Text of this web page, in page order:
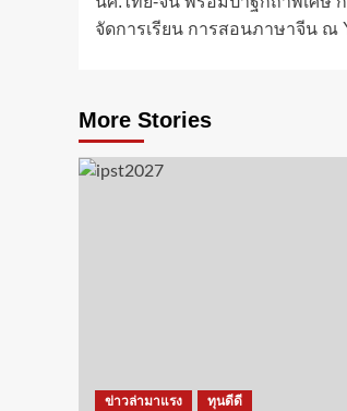
จัดการเรียน การสอนภาษาจีน ณ
More Stories
ข่าวล่ามาแรง ทุนดีดี